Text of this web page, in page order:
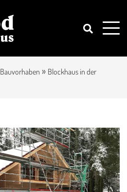
Bauvorhaben » Blockhaus in der